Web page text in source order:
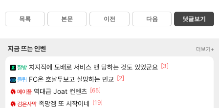
목록 본문 이전 다음 댓글보기
지금 뜨는 인벤 더보기+
짤방 치지직에 도배로 서비스 밴 당하는 것도 있었군요 [3]
클립 FC온 호날두보고 실망하는 민교 [2]
메이플 역대급 Joat 컨텐츠 [65]
검은사막 족망겜 또 시작이네 [19]